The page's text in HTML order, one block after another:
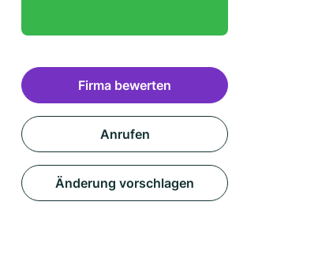
Firma bewerten
Anrufen
Änderung vorschlagen